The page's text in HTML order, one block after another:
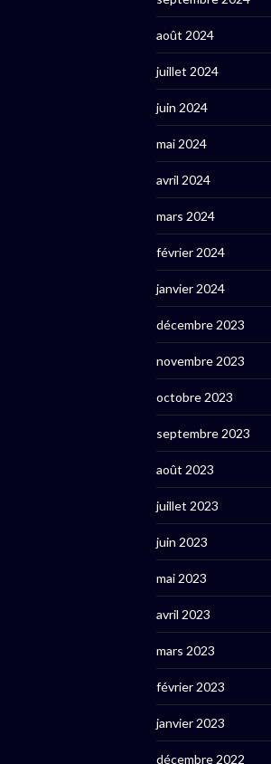
août 2024
juillet 2024
juin 2024
mai 2024
avril 2024
mars 2024
février 2024
janvier 2024
décembre 2023
novembre 2023
octobre 2023
septembre 2023
août 2023
juillet 2023
juin 2023
mai 2023
avril 2023
mars 2023
février 2023
janvier 2023
décembre 2022